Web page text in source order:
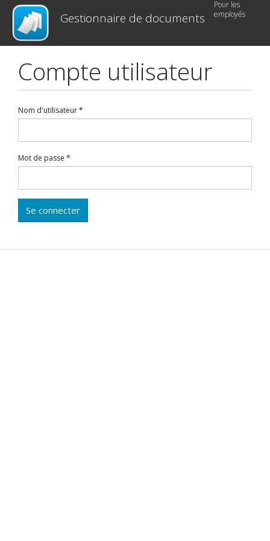
Aller
contenu
principal
Gestionnaire de documents
Pour les
employés
Compte utilisateur
Nom d'utilisateur*
Mot de passe *
Se connecter